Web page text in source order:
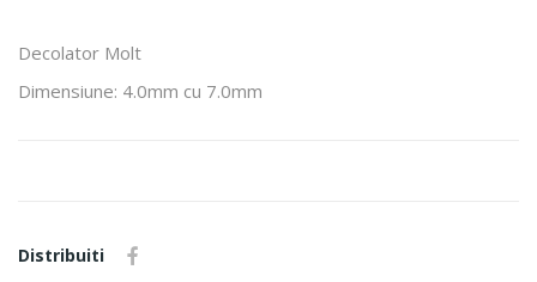
Decolator Molt
Dimensiune: 4.0mm cu 7.0mm
Distribuiti